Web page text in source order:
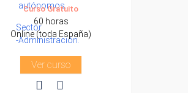
autónomos.
Sector
-Administración.
Curso Gratuito
60 horas
Online (toda España)
Ver curso